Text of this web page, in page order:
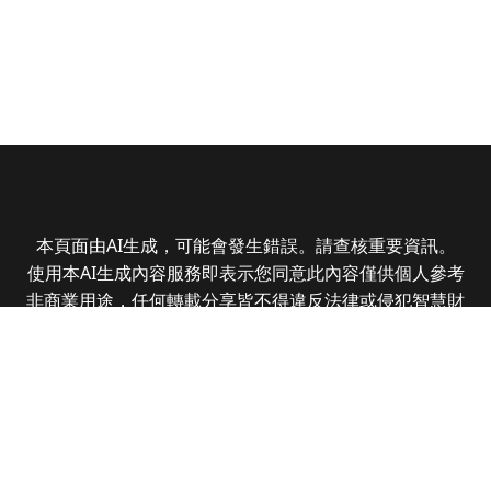
本頁面由AI生成，可能會發生錯誤。請查核重要資訊。
使用本AI生成內容服務即表示您同意此內容僅供個人參考
非商業用途，任何轉載分享皆不得違反法律或侵犯智慧財